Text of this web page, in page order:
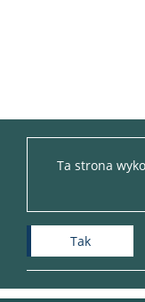
Ta strona
Tak